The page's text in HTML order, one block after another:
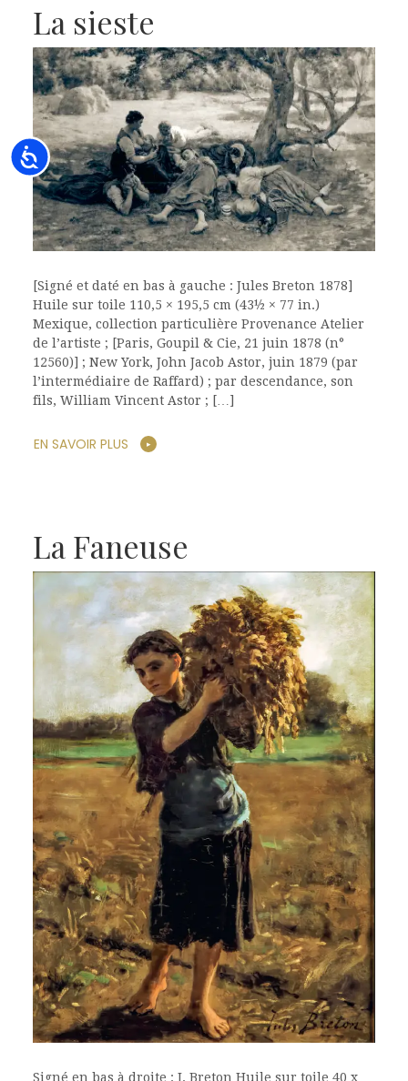
Accessibility
La sieste
[Signé et daté en bas à gauche : Jules Breton 1878]
Huile sur toile 110,5 × 195,5 cm (43½ × 77 in.)
Mexique, collection particulière Provenance Atelier
de l’artiste ; [Paris, Goupil & Cie, 21 juin 1878 (n°
12560)] ; New York, John Jacob Astor, juin 1879 (par
l’intermédiaire de Raffard) ; par descendance, son
fils, William Vincent Astor ; […]
EN SAVOIR PLUS
La Faneuse
Signé en bas à droite : J. Breton Huile sur toile 40 x